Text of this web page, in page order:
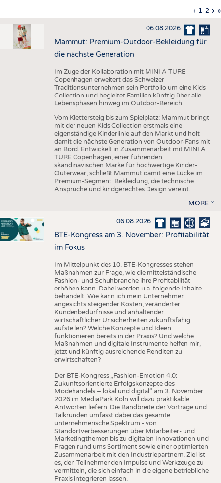
TESTS
AUSSCHREIBUNGEN
DTV AUSSCHREIBUNGSDIENST
FAKTEN
STATISTICS
ADRESSEN & LINKS
PUBLIKATIONEN
TERMINE
BRANCHENTERMINE
Seitennummerierung
Seite
‹
Seite
1 Seite
2 › »
06.08.2026
Mammut: Premium-Outdoor-Bekleidung für
die nächste Generation
Im Zuge der Kollaboration mit MINI A TURE
Copenhagen erweitert das Schweizer
Traditionsunternehmen sein Portfolio um eine Kids
Collection und begleitet Familien künftig über alle
Lebensphasen hinweg im Outdoor-Bereich.
Vom Klettersteig bis zum Spielplatz: Mammut bringt
mit der neuen Kids Collection erstmals eine
eigenständige Kinderlinie auf den Markt und holt
damit die nächste Generation von Outdoor-Fans mit
an Bord. Entwickelt in Zusammenarbeit mit MINI A
TURE Copenhagen, einer führenden
skandinavischen Marke für hochwertige Kinder-
Outerwear, schließt Mammut damit eine Lücke im
Premium-Segment: Bekleidung, die technische
Ansprüche und kindgerechtes Design vereint.
MORE
06.08.2026
BTE-Kongress am 3. November: Profitabilität
im Fokus
Im Mittelpunkt des 10. BTE-Kongresses stehen
Maßnahmen zur Frage, wie die mittelständische
Fashion- und Schuhbranche ihre Profitabilität
erhöhen kann. Dabei werden u.a. folgende Inhalte
behandelt: Wie kann ich mein Unternehmen
angesichts steigender Kosten, veränderter
Kundenbedürfnisse und anhaltender
wirtschaftlicher Unsicherheiten zukunftsfähig
aufstellen? Welche Konzepte und Ideen
funktionieren bereits in der Praxis? Und welche
Maßnahmen und digitale Instrumente helfen mir,
jetzt und künftig ausreichende Renditen zu
erwirtschaften?
Der BTE-Kongress „Fashion-Emotion 4.0:
Zukunftsorientierte Erfolgskonzepte des
Modehandels – lokal und digital“ am 3. November
2026 im MediaPark Köln will dazu praktikable
Antworten liefern. Die Bandbreite der Vorträge und
Talkrunden umfasst dabei das gesamte
unternehmerische Spektrum - von
Standortverbesserungen über Mitarbeiter- und
Marketingthemen bis zu digitalen Innovationen und
Fragen rund ums Sortiment sowie einer optimierten
Zusammenarbeit mit den Industriepartnern. Ziel ist
es, den Teilnehmenden Impulse und Werkzeuge zu
vermitteln, die sich einfach in die eigene betriebliche
Praxis integrieren lassen.